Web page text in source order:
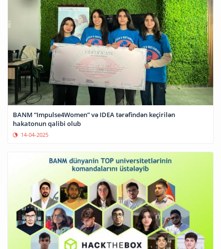
BANM “Impulse4Women” və IDEA tərəfindən keçirilən
hakatonun qalibi olub
14-04-2025